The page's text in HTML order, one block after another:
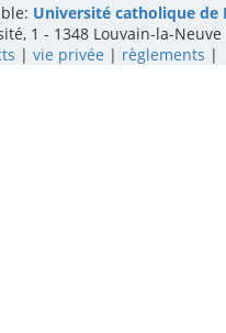
Université catholique de
1 - 1348 Louvain-la-Neuve
| vie privée | règlements |